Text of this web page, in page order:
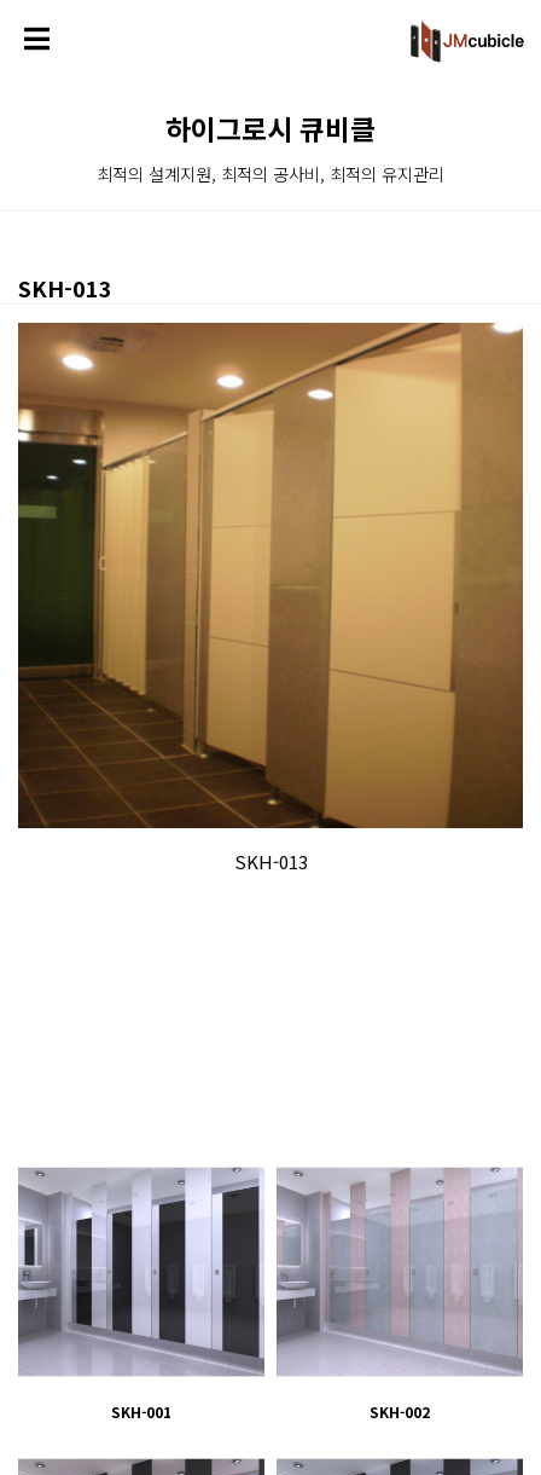
하이그로시 큐비클
최적의 설계지원, 최적의 공사비, 최적의 유지관리
SKH-013
SKH-013
SKH-001 SKH-002